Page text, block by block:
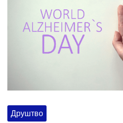
Друштво